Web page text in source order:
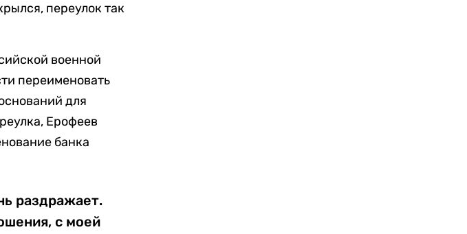
переулок так
военной
переименовать
для
Ерофеев
банка
раздражает.
с моей